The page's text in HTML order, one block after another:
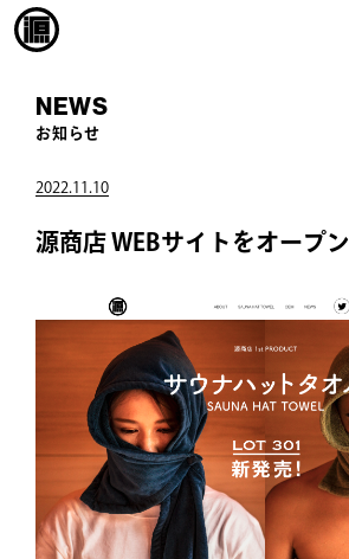
NEWS
お知らせ
2022.11.10
源商店 WEBサイトをオープン